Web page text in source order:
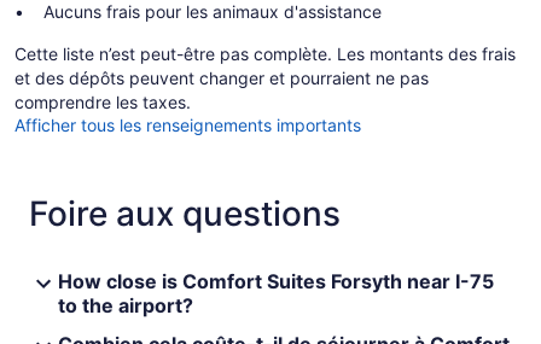
Aucuns frais pour les animaux d'assistance
Cette liste n’est peut-être pas complète. Les montants des frais
et des dépôts peuvent changer et pourraient ne pas
comprendre les taxes.
Afficher tous les renseignements importants
Foire aux questions
How close is Comfort Suites Forsyth near I-75
to the airport?